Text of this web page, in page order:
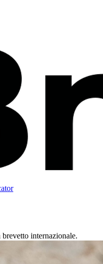
internazionale.